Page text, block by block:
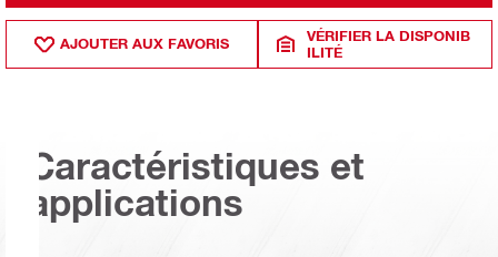
AJOUTER AUX FAVORIS
VÉRIFIER LA DISPONIB
ILITÉ
Caractéristiques et
applications